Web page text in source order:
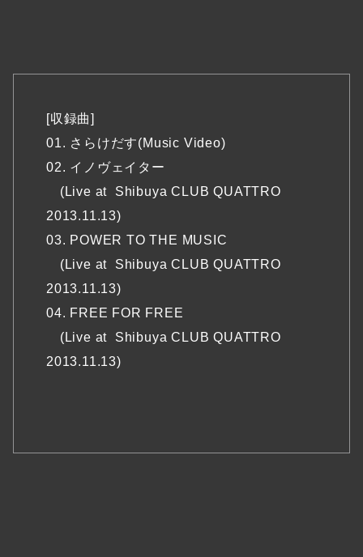
[収録曲]
01. さらけだす(Music Video)
02. イノヴェイター
(Live at Shibuya CLUB QUATTRO
2013.11.13)
03. POWER TO THE MUSIC
(Live at Shibuya CLUB QUATTRO
2013.11.13)
04. FREE FOR FREE
(Live at Shibuya CLUB QUATTRO
2013.11.13)